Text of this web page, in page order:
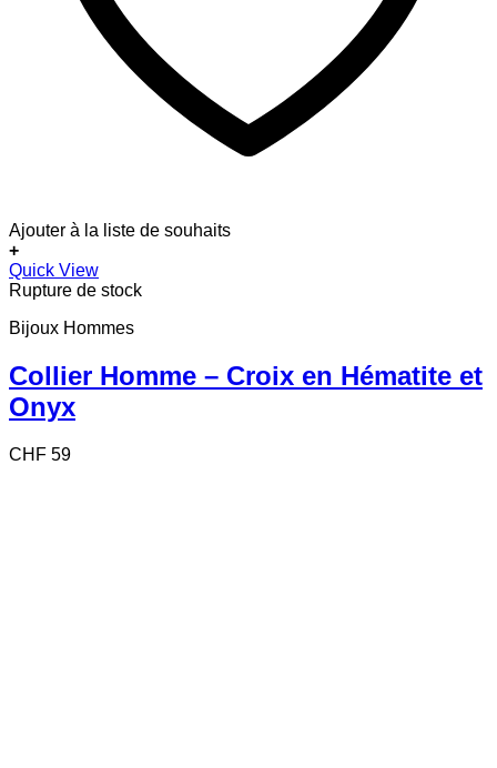
Ajouter à la liste de souhaits
+
Quick View
Rupture de stock
Bijoux Hommes
Collier Homme – Croix en Hématite et
Onyx
CHF 59